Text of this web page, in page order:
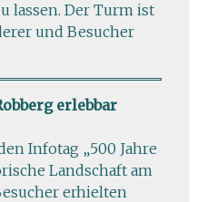
lassen. Der Turm ist
und Besucher
erlebbar
Infotag „500 Jahre
Landschaft am
erhielten